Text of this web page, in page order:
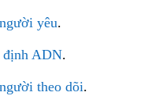
yêu.
định ADN.
theo dõi.